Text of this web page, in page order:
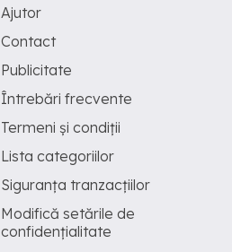
Ajutor
Contact
Publicitate
Întrebări frecvente
Termeni și condiții
Lista categoriilor
Siguranța tranzacțiilor
Modifică setările de
confidențialitate